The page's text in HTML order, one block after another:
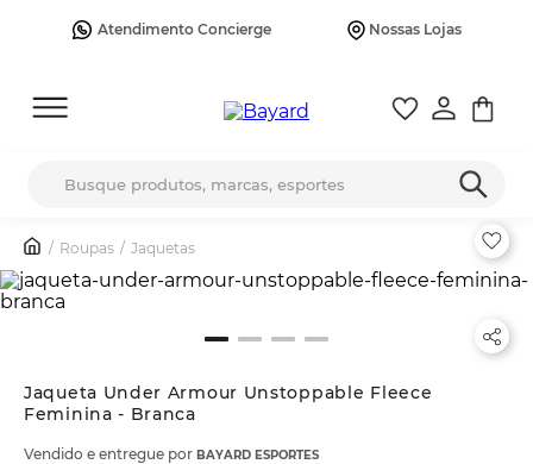
Atendimento Concierge Nossas Lojas
Roupas Jaquetas
Jaqueta Under Armour Unstoppable Fleece
Feminina - Branca
Vendido e entregue por BAYARD ESPORTES